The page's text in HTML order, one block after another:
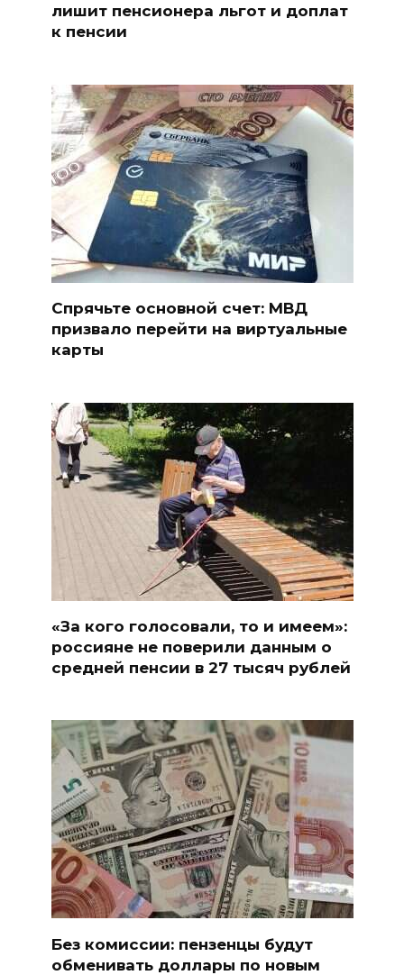
лишит пенсионера льгот и доплат
к пенсии
Спрячьте основной счет: МВД
призвало перейти на виртуальные
карты
«За кого голосовали, то и имеем»:
россияне не поверили данным о
средней пенсии в 27 тысяч рублей
Без комиссии: пензенцы будут
обменивать доллары по новым